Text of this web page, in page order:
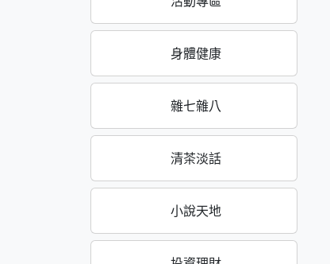
身體健康
雜七雜八
清茶淡話
小說天地